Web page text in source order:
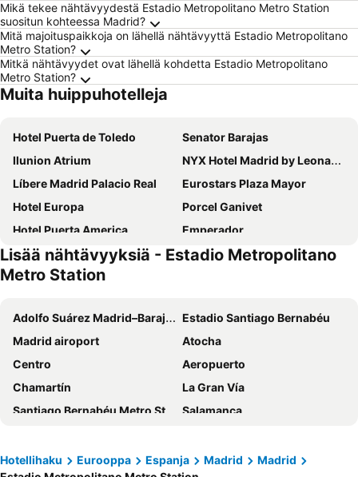
Mikä tekee nähtävyydestä Estadio Metropolitano Metro Station
suositun kohteessa Madrid?
Mitä majoituspaikkoja on lähellä nähtävyyttä Estadio Metropolitano
Metro Station?
Mitkä nähtävyydet ovat lähellä kohdetta Estadio Metropolitano
Metro Station?
Muita huippuhotelleja
Hotel Puerta de Toledo
Senator Barajas
Ilunion Atrium
NYX Hotel Madrid by Leonardo Hotels
Líbere Madrid Palacio Real
Eurostars Plaza Mayor
Hotel Europa
Porcel Ganivet
Hotel Puerta America
Emperador
Hotel Indigo Madrid - Gran Via By Ihg
Hotel Riu Plaza Espana
Hotel Mediodia
Inhala Hotel Garden
Hotel Moderno
Ibis Styles Madrid City Las Ventas
Erase un Hotel
Ilunion Suites Madrid
Hotel Preciados
Victoria 4
Eurostars Madrid Tower
Hostal Victoria II
NH Madrid Ribera del Manzanares
Casa de Huespedes Dolce Vita
Melia Avenida de America
Lisää nähtävyyksiä - Estadio Metropolitano
Metro Station
Adolfo Suárez Madrid–Barajas Airport
Estadio Santiago Bernabéu
Madrid airoport
Atocha
Centro
Aeropuerto
Chamartín
La Gran Vía
Santiago Bernabéu Metro Station
Salamanca
Plaza Mayor
Estación de Atocha
Hotellihaku Eurooppa Espanja Madrid
Madrid